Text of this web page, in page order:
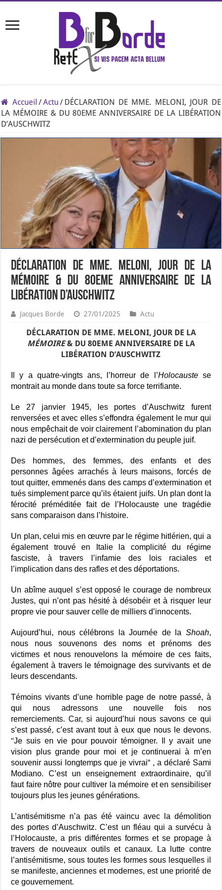
Accueil /Actu / DÉCLARATION DE MME. MELONI, JOUR DE
LA MÉMOIRE & DU 80EME ANNIVERSAIRE DE LA LIBÉRATION
D’AUSCHWITZ
DÉCLARATION DE MME. MELONI, JOUR DE LA
MÉMOIRE & DU 80EME ANNIVERSAIRE DE LA
LIBÉRATION D’AUSCHWITZ
Jacques Borde 27/01/2025 Actu
DÉCLARATION DE MME. MELONI, JOUR DE LA
MÉMOIRE& DU 80EME ANNIVERSAIRE DE LA
LIBÉRATION D’AUSCHWITZ
Il y a quatre-vingts ans, l’horreur de l’Holocaustese
montrait au monde dans toute sa force terrifiante.
Le 27 janvier 1945, les portes d’Auschwitz furent
renversées et avec elles s’effondra également le mur qui
nous empêchait de voir clairement l’abomination du plan
nazi de persécution et d’extermination du peuple juif.
Des hommes, des femmes, des enfants et des
personnes âgées arrachés à leurs maisons, forcés de
tout quitter, emmenés dans des camps d’extermination et
tués simplement parce qu’ils étaient juifs. Un plan dont la
férocité préméditée fait de l’Holocauste une tragédie
sans comparaison dans l’histoire.
Un plan, celui mis en œuvre par le régime hitlérien, qui a
également trouvé en Italie la complicité du régime
fasciste, à travers l’infamie des lois raciales et
l’implication dans des rafles et des déportations.
Un abîme auquel s’est opposé le courage de nombreux
Justes, qui n’ont pas hésité à désobéir et à risquer leur
propre vie pour sauver celle de milliers d’innocents.
Aujourd’hui, nous célébrons la Journée de la Shoah,
nous nous souvenons des noms et prénoms des
victimes et nous renouvelons la mémoire de ces faits,
également à travers le témoignage des survivants et de
leurs descendants.
Témoins vivants d’une horrible page de notre passé, à
qui nous adressons une nouvelle fois nos
remerciements. Car, si aujourd’hui nous savons ce qui
s’est passé, c’est avant tout à eux que nous le devons.
“Je suis en vie pour pouvoir témoigner. Il y avait une
vision plus grande pour moi et je continuerai à m’en
souvenir aussi longtemps que je vivrai“ , a déclaré Sami
Modiano. C’est un enseignement extraordinaire, qu’il
faut faire nôtre pour cultiver la mémoire et en sensibiliser
toujours plus les jeunes générations.
L’antisémitisme n’a pas été vaincu avec la démolition
des portes d’Auschwitz. C’est un fléau qui a survécu à
l’Holocauste, a pris différentes formes et se propage à
travers de nouveaux outils et canaux. La lutte contre
l’antisémitisme, sous toutes les formes sous lesquelles il
se manifeste, anciennes et modernes, est une priorité de
ce gouvernement.